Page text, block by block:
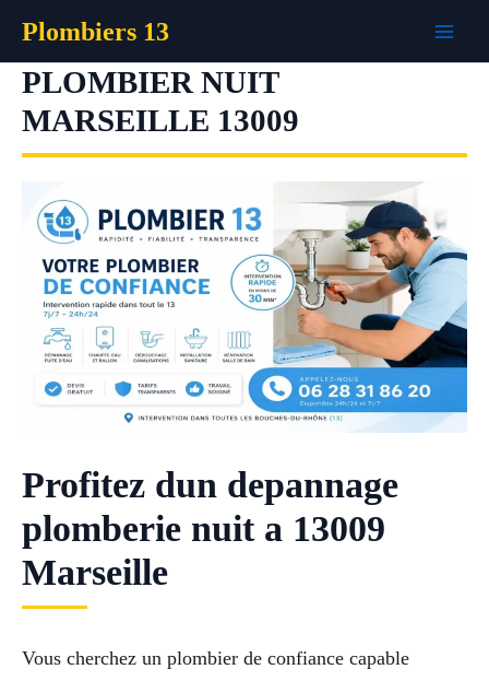
contenu
Plombiers 13
PLOMBIER NUIT
MARSEILLE 13009
Profitez dun depannage
plomberie nuit a 13009
Marseille
Vous cherchez un plombier de confiance capable